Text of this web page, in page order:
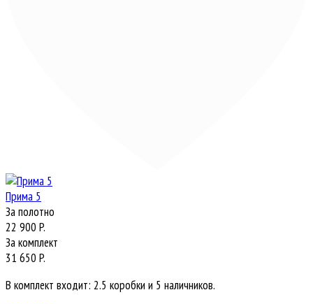
Прима 5
За полотно
22 900 P.
За комплект
31 650 P.
В комплект входит: 2.5 коробки и 5 наличников.